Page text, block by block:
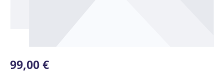
Regulärer Preis:
99,00 €